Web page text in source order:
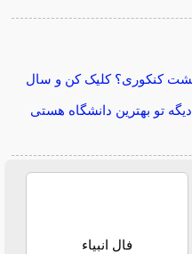
کنکوری؟ کلیک کن و سال
دیگه تو بهترین دانشگاه هستی
فال انبیاء